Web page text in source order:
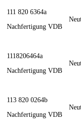
111 820 6364a
Nachfertigung VDB
1118206464a
Nachfertigung VDB
113 820 0264b
Nachfertigung VDB